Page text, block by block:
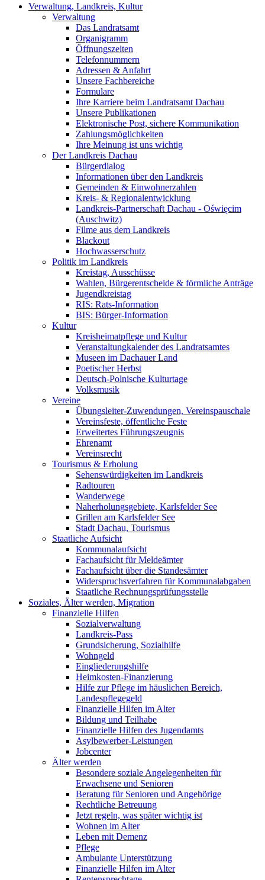
Verwaltung, Landkreis, Kultur
Verwaltung
Das Landratsamt
Organigramm
Öffnungszeiten
Telefonnummern
Adressen & Anfahrt
Unsere Fachbereiche
Formulare
Ihre Karriere beim Landratsamt Dachau
Unsere Publikationen
Elektronische Post, sichere Kommunikation
Zahlungsmöglichkeiten
Ihre Meinung ist uns wichtig
Der Landkreis Dachau
Bürgerdialog
Informationen über den Landkreis
Gemeinden & Einwohnerzahlen
Kreis- & Regionalentwicklung
Landkreis-Partnerschaft Dachau - Oświęcim
(Auschwitz)
Filme aus dem Landkreis
Blackout
Hochwasserschutz
Politik im Landkreis
Kreistag, Ausschüsse
Wahlen, Bürgerentscheide & förmliche Anträge
Jugendkreistag
RIS: Rats-Information
BIS: Bürger-Information
Kultur
Kreisheimatpflege und Kultur
Veranstaltungkalender des Landratsamtes
Museen im Dachauer Land
Poetischer Herbst
Deutsch-Polnische Kulturtage
Volksmusik
Vereine
Übungsleiter-Zuwendungen, Vereinspauschale
Vereinsfeste, öffentliche Feste
Erweitertes Führungszeugnis
Ehrenamt
Vereinsrecht
Tourismus & Erholung
Sehenswürdigkeiten im Landkreis
Radtouren
Wanderwege
Naherholungsgebiete, Karlsfelder See
Grillen am Karlsfelder See
Stadt Dachau, Tourismus
Staatliche Aufsicht
Kommunalaufsicht
Fachaufsicht für Meldeämter
Fachaufsicht über die Standesämter
Widerspruchsverfahren für Kommunalabgaben
Staatliche Rechnungsprüfungsstelle
Soziales, Älter werden, Migration
Finanzielle Hilfen
Sozialverwaltung
Landkreis-Pass
Grundsicherung, Sozialhilfe
Wohngeld
Eingliederungshilfe
Heimkosten-Finanzierung
Hilfe zur Pflege im häuslichen Bereich,
Landespflegegeld
Finanzielle Hilfen im Alter
Bildung und Teilhabe
Finanzielle Hilfen des Jugendamts
Asylbewerber-Leistungen
Jobcenter
Älter werden
Besondere soziale Angelegenheiten für
Erwachsene und Senioren
Beratung für Senioren und Angehörige
Rechtliche Betreuung
Jetzt regeln, was später wichtig ist
Wohnen im Alter
Leben mit Demenz
Pflege
Ambulante Unterstützung
Finanzielle Hilfen im Alter